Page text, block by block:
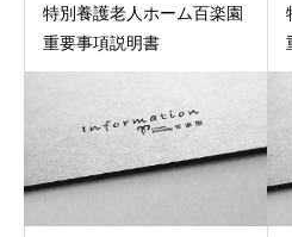
特別養護老人ホーム百楽園
重要事項説明書